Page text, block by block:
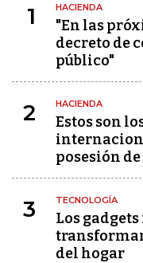
1 HACIENDA
"En las
decreto de
público"
2 HACIENDA
Estos son
posesión
3 TECNOLOGÍA
Los
del hogar